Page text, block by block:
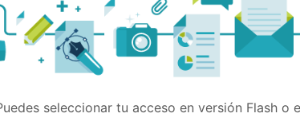
seleccionar tu acceso en versión Flash o